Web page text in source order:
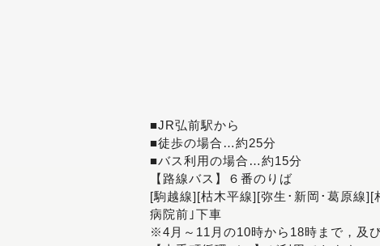
■JR弘前駅から
■徒歩の場合…約25分
■バス利用の場合…約15分
【路線バス】６番のりば
[駒越線][枯木平線][弥生･新岡･葛原線
病院前｣下車
※4月～11月の10時から18時まで，及